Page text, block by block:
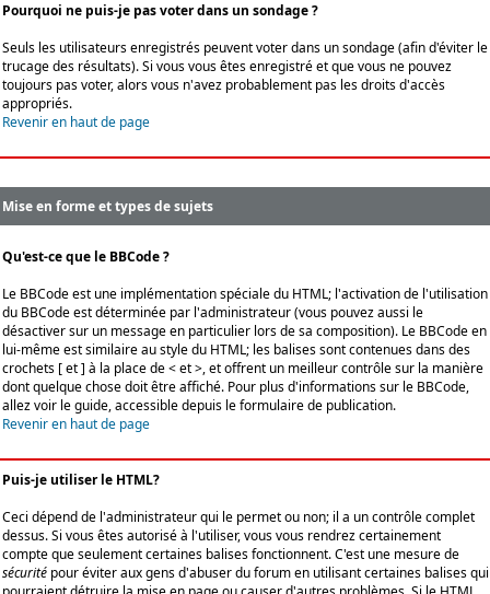
Pourquoi ne puis-je pas voter dans un sondage ?
Seuls les utilisateurs enregistrés peuvent voter dans un sondage (afin d'éviter le
trucage des résultats). Si vous vous êtes enregistré et que vous ne pouvez
toujours pas voter, alors vous n'avez probablement pas les droits d'accès
appropriés.
Revenir en haut de page
Mise en forme et types de sujets
Qu'est-ce que le BBCode ?
Le BBCode est une implémentation spéciale du HTML; l'activation de l'utilisation
du BBCode est déterminée par l'administrateur (vous pouvez aussi le
désactiver sur un message en particulier lors de sa composition). Le BBCode en
lui-même est similaire au style du HTML; les balises sont contenues dans des
crochets [ et ] à la place de < et >, et offrent un meilleur contrôle sur la manière
dont quelque chose doit être affiché. Pour plus d'informations sur le BBCode,
allez voir le guide, accessible depuis le formulaire de publication.
Revenir en haut de page
Puis-je utiliser le HTML?
Ceci dépend de l'administrateur qui le permet ou non; il a un contrôle complet
dessus. Si vous êtes autorisé à l'utiliser, vous vous rendrez certainement
compte que seulement certaines balises fonctionnent. C'est une mesure de
sécurité pour éviter aux gens d'abuser du forum en utilisant certaines balises qui